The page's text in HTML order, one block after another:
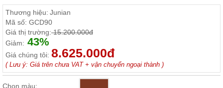
Phòng
Ngủ
Giường
ngủ, tủ
áo, bàn
trang
điểm
Nội
Thất
Thương hiệu: Junian
Mã số: GCD90
Giá thị trường:15.200.000đ
Giảm: 43%
Giá chúng tôi: 8.625.000đ
( Lưu ý: Giá trên chưa VAT + vận chuyển ngoại thành )
Chọn màu: